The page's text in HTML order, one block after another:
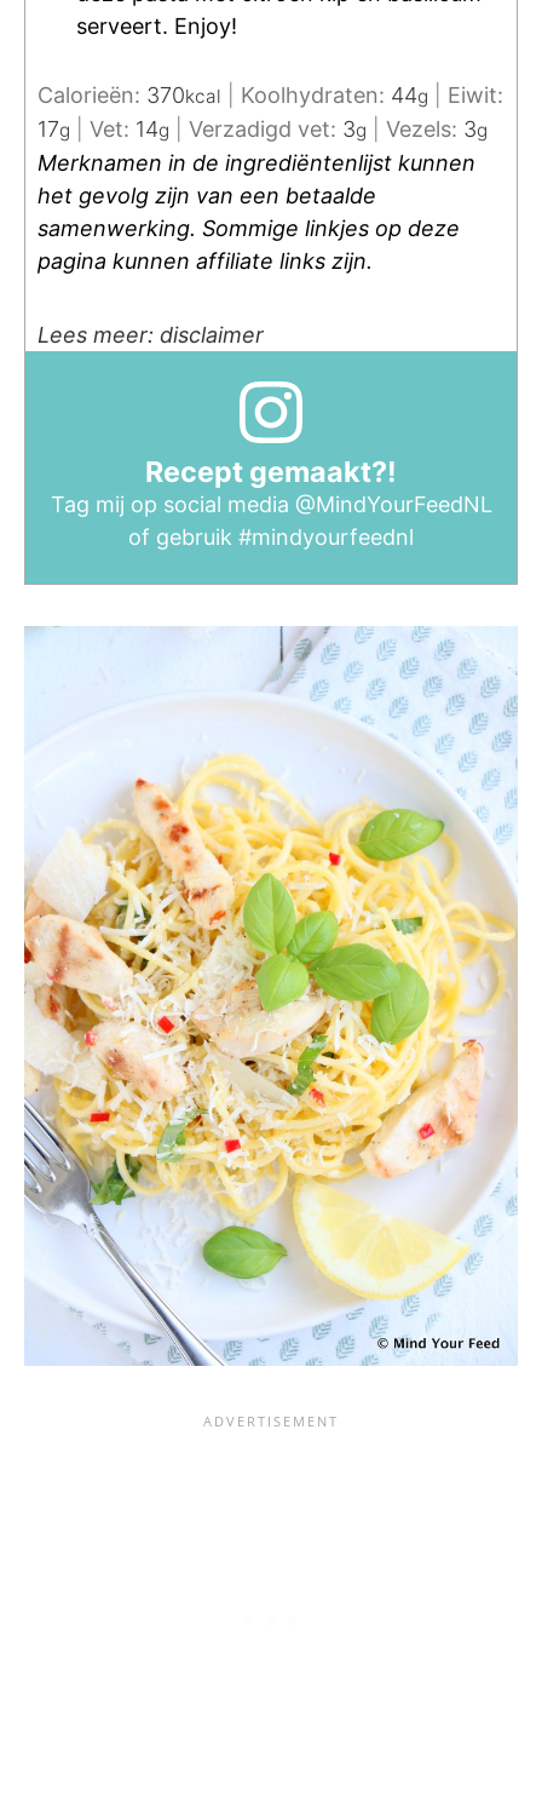
serveert. Enjoy!
Calorieën: 370kcal Koolhydraten: 44g
Eiwit:
17g Vet: 14g Verzadigd vet: 3g Vezels: 3g
Merknamen in de ingrediëntenlijst kunnen
het gevolg zijn van een betaalde
samenwerking. Sommige linkjes op deze
pagina kunnen affiliate links zijn.
Lees meer: disclaimer
Recept gemaakt?!
Tag mij op social media @MindYourFeedNL
of gebruik #mindyourfeednl